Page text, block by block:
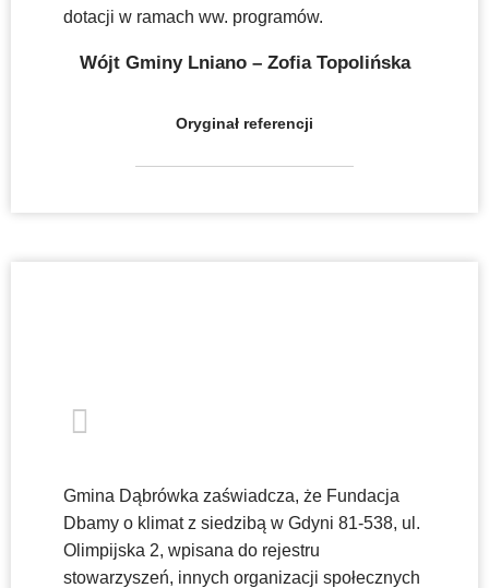
dotacji w ramach ww. programów.
Wójt Gminy Lniano – Zofia Topolińska
Oryginał referencji
Gmina Dąbrówka zaświadcza, że Fundacja
Dbamy o klimat z siedzibą w Gdyni 81-538, ul.
Olimpijska 2, wpisana do rejestru
stowarzyszeń, innych organizacji społecznych